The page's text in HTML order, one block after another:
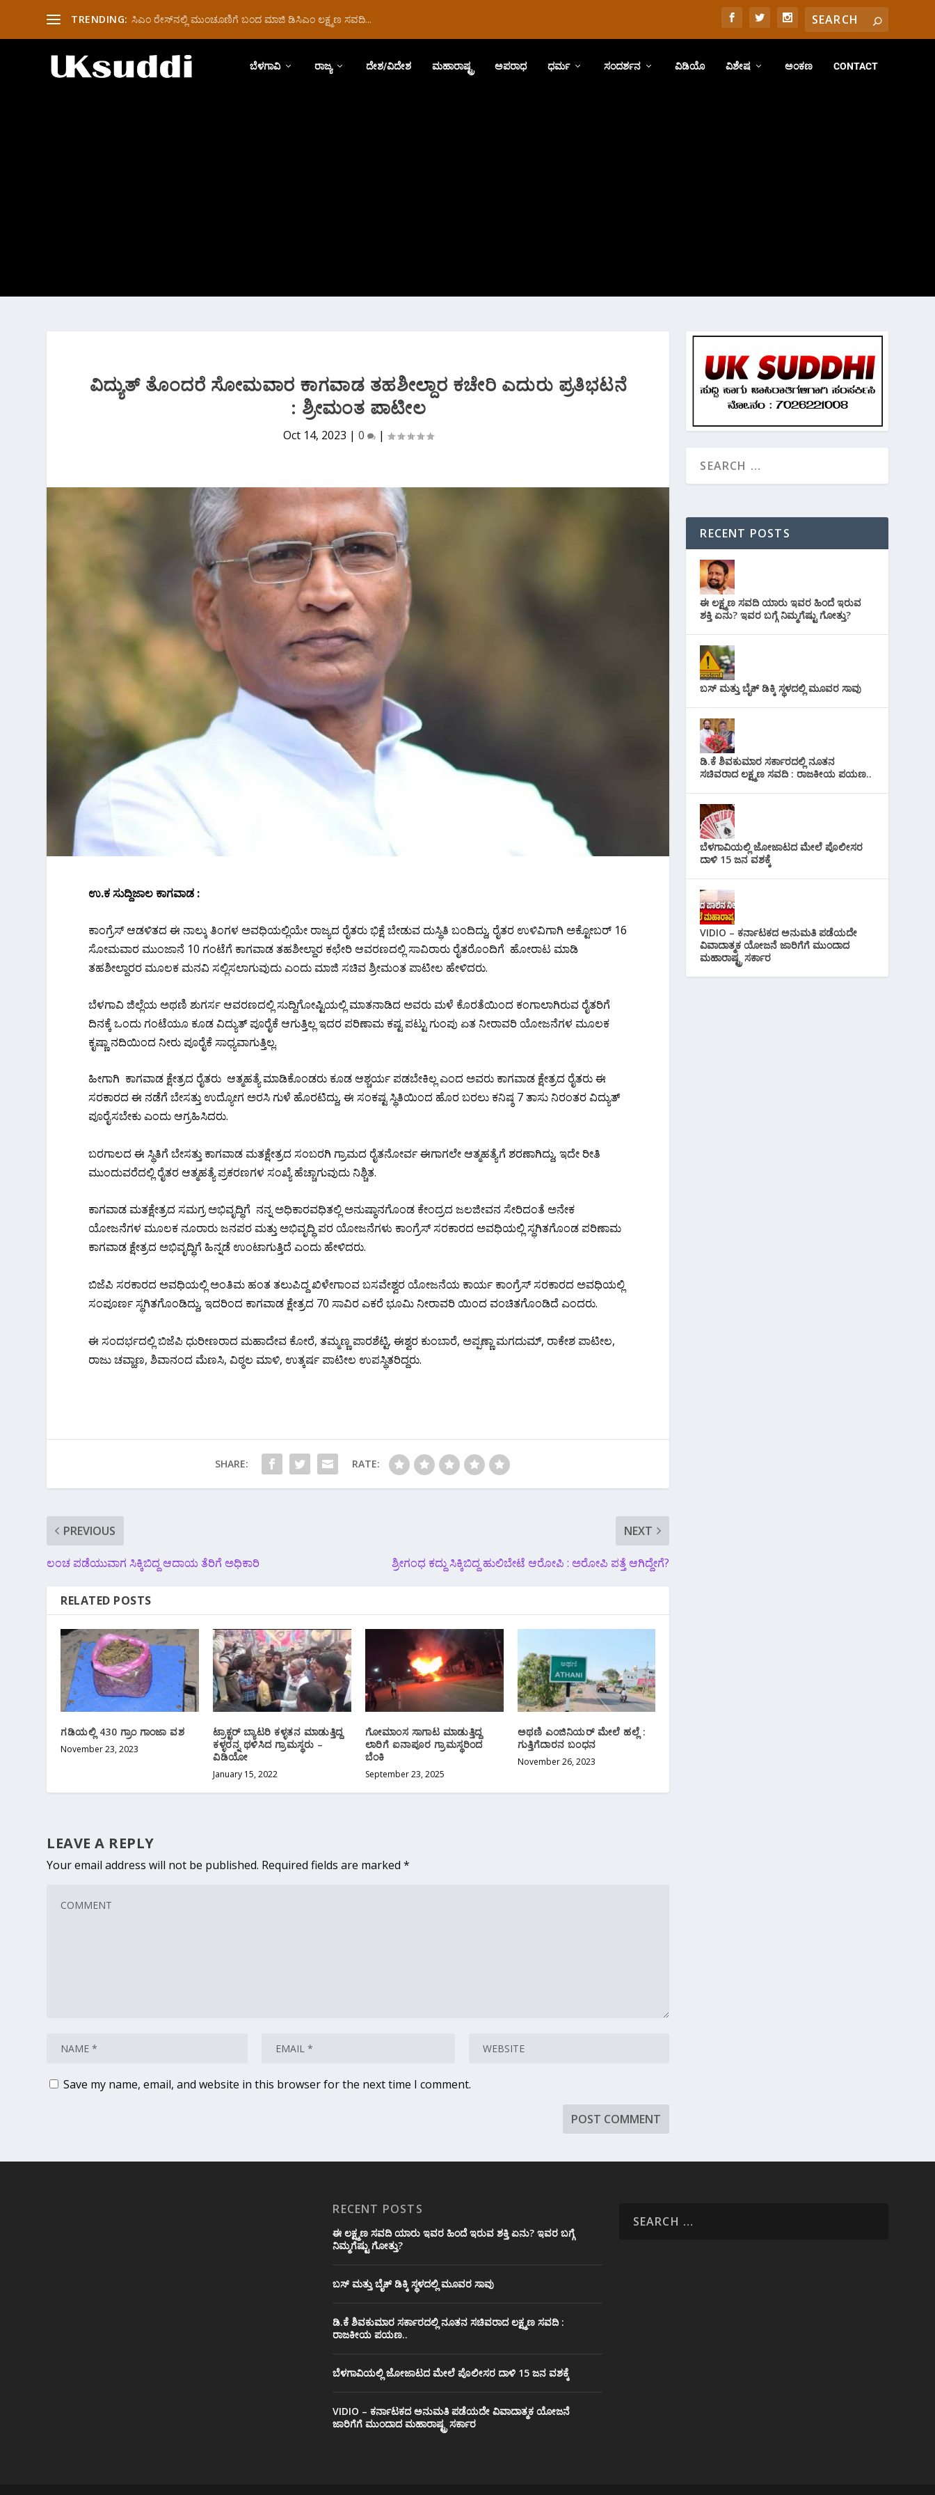
TRENDING: ಸಿಎಂ ರೇಸ್‌ನಲ್ಲಿ ಮುಂಚೂಣಿಗೆ ಬಂದ ಮಾಜಿ ಡಿಸಿಎಂ ಲಕ್ಷ್ಮಣ ಸವದಿ...
ಬೆಳಗಾವಿ ರಾಜ್ಯ ದೇಶ/ವಿದೇಶ ಮಹಾರಾಷ್ಟ್ರ ಅಪರಾಧ ಧರ್ಮ ಸಂದರ್ಶನ ವಿಡಿಯೊ ವಿಶೇಷ ಅಂಕಣ CONTACT
ವಿದ್ಯುತ್ ತೊಂದರೆ ಸೋಮವಾರ ಕಾಗವಾಡ ತಹಶೀಲ್ದಾರ ಕಚೇರಿ ಎದುರು ಪ್ರತಿಭಟನೆ
: ಶ್ರೀಮಂತ ಪಾಟೀಲ
Oct 14, 2023 | 0 |
ಉ.ಕ ಸುದ್ದಿಜಾಲ ಕಾಗವಾಡ :
ಕಾಂಗ್ರೆಸ್ ಆಡಳಿತದ ಈ ನಾಲ್ಕು ತಿಂಗಳ ಅವಧಿಯಲ್ಲಿಯೇ ರಾಜ್ಯದ ರೈತರು ಭಿಕ್ಷೆ ಬೇಡುವ ದುಸ್ಥಿತಿ ಬಂದಿದ್ದು, ರೈತರ ಉಳಿವಿಗಾಗಿ ಅಕ್ಟೋಬರ್ 16
ಸೋಮವಾರ ಮುಂಜಾನೆ 10 ಗಂಟೆಗೆ ಕಾಗವಾಡ ತಹಶೀಲ್ದಾರ ಕಛೇರಿ ಆವರಣದಲ್ಲಿ ಸಾವಿರಾರು ರೈತರೊಂದಿಗೆ ಹೋರಾಟ ಮಾಡಿ
ತಹಶೀಲ್ದಾರರ ಮೂಲಕ ಮನವಿ ಸಲ್ಲಿಸಲಾಗುವುದು ಎಂದು ಮಾಜಿ ಸಚಿವ ಶ್ರೀಮಂತ ಪಾಟೀಲ ಹೇಳಿದರು.
ಬೆಳಗಾವಿ ಜಿಲ್ಲೆಯ ಅಥಣಿ ಶುಗರ್ಸ ಆವರಣದಲ್ಲಿ ಸುದ್ದಿಗೋಷ್ಟಿಯಲ್ಲಿ ಮಾತನಾಡಿದ ಅವರು ಮಳೆ ಕೊರತೆಯಿಂದ ಕಂಗಾಲಾಗಿರುವ ರೈತರಿಗೆ
ದಿನಕ್ಕೆ ಒಂದು ಗಂಟೆಯೂ ಕೂಡ ವಿದ್ಯುತ್ ಪೂರೈಕೆ ಆಗುತ್ತಿಲ್ಲ ಇದರ ಪರಿಣಾಮ ಕಷ್ಟ ಪಟ್ಟು ಗುಂಪು ಏತ ನೀರಾವರಿ ಯೋಜನೆಗಳ ಮೂಲಕ
ಕೃಷ್ಣಾ ನದಿಯಿಂದ ನೀರು ಪೂರೈಕೆ ಸಾಧ್ಯವಾಗುತ್ತಿಲ್ಲ.
ಹೀಗಾಗಿ ಕಾಗವಾಡ ಕ್ಷೇತ್ರದ ರೈತರು ಆತ್ಮಹತ್ಯೆ ಮಾಡಿಕೊಂಡರು ಕೂಡ ಆಶ್ಚರ್ಯ ಪಡಬೇಕಿಲ್ಲ ಎಂದ ಅವರು ಕಾಗವಾಡ ಕ್ಷೇತ್ರದ ರೈತರು ಈ
ಸರಕಾರದ ಈ ನಡೆಗೆ ಬೇಸತ್ತು ಉದ್ಯೋಗ ಅರಸಿ ಗುಳೆ ಹೊರಟಿದ್ದು, ಈ ಸಂಕಷ್ಟ ಸ್ಥಿತಿಯಿಂದ ಹೊರ ಬರಲು ಕನಿಷ್ಠ 7 ತಾಸು ನಿರಂತರ ವಿದ್ಯುತ್
ಪೂರೈಸಬೇಕು ಎಂದು ಆಗ್ರಹಿಸಿದರು.
ಬರಗಾಲದ ಈ ಸ್ಥಿತಿಗೆ ಬೇಸತ್ತು ಕಾಗವಾಡ ಮತಕ್ಷೇತ್ರದ ಸಂಬರಗಿ ಗ್ರಾಮದ ರೈತನೋರ್ವ ಈಗಾಗಲೇ ಆತ್ಮಹತ್ಯೆಗೆ ಶರಣಾಗಿದ್ದು, ಇದೇ ರೀತಿ
ಮುಂದುವರೆದಲ್ಲಿ ರೈತರ ಆತ್ಮಹತ್ಯೆ ಪ್ರಕರಣಗಳ ಸಂಖ್ಯೆ ಹೆಚ್ಚಾಗುವುದು ನಿಶ್ಚಿತ.
ಕಾಗವಾಡ ಮತಕ್ಷೇತ್ರದ ಸಮಗ್ರ ಅಭಿವೃದ್ಧಿಗೆ ನನ್ನ ಅಧಿಕಾರವಧಿತಲ್ಲಿ ಅನುಷ್ಠಾನಗೊಂಡ ಕೇಂದ್ರದ ಜಲಜೀವನ ಸೇರಿದಂತೆ ಅನೇಕ
ಯೋಜನೆಗಳ ಮೂಲಕ ನೂರಾರು ಜನಪರ ಮತ್ತು ಅಭಿವೃದ್ಧಿ ಪರ ಯೋಜನೆಗಳು ಕಾಂಗ್ರೆಸ್ ಸರಕಾರದ ಅವಧಿಯಲ್ಲಿ ಸ್ಥಗಿತಗೊಂಡ ಪರಿಣಾಮ
ಕಾಗವಾಡ ಕ್ಷೇತ್ರದ ಅಭಿವೃದ್ಧಿಗೆ ಹಿನ್ನಡೆ ಉಂಟಾಗುತ್ತಿದೆ ಎಂದು ಹೇಳಿದರು.
ಬಿಜೆಪಿ ಸರಕಾರದ ಅವಧಿಯಲ್ಲಿ ಅಂತಿಮ ಹಂತ ತಲುಪಿದ್ದ ಖಿಳೇಗಾಂವ ಬಸವೇಶ್ವರ ಯೋಜನೆಯ ಕಾರ್ಯ ಕಾಂಗ್ರೆಸ್ ಸರಕಾರದ ಅವಧಿಯಲ್ಲಿ
ಸಂಪೂರ್ಣ ಸ್ಥಗಿತಗೊಂಡಿದ್ದು, ಇದರಿಂದ ಕಾಗವಾಡ ಕ್ಷೇತ್ರದ 70 ಸಾವಿರ ಎಕರೆ ಭೂಮಿ ನೀರಾವರಿ ಯಿಂದ ವಂಚಿತಗೊಂಡಿದೆ ಎಂದರು.
ಈ ಸಂದರ್ಭದಲ್ಲಿ ಬಿಜೆಪಿ ಧುರೀಣರಾದ ಮಹಾದೇವ ಕೋರೆ, ತಮ್ಮಣ್ಣ ಪಾರಶೆಟ್ಟಿ, ಈಶ್ವರ ಕುಂಬಾರೆ, ಅಪ್ಪಣ್ಣಾ ಮಗದುಮ್, ರಾಕೇಶ ಪಾಟೀಲ,
ರಾಜು ಚವ್ಹಾಣ, ಶಿವಾನಂದ ಮೆಣಸಿ, ವಿಠ್ಠಲ ಮಾಳಿ, ಉತ್ಕರ್ಷ ಪಾಟೀಲ ಉಪಸ್ಥಿತರಿದ್ದರು.
SHARE: RATE:
PREVIOUS
ಲಂಚ ಪಡೆಯುವಾಗ ಸಿಕ್ಕಿಬಿದ್ದ ಆದಾಯ ತೆರಿಗೆ ಅಧಿಕಾರಿ
NEXT
ಶ್ರೀಗಂಧ ಕದ್ದು ಸಿಕ್ಕಿಬಿದ್ದ ಹುಲಿಬೇಟೆ ಆರೋಪಿ : ಅರೋಪಿ ಪತ್ತೆ ಆಗಿದ್ದೇಗೆ?
RELATED POSTS
ಗಡಿಯಲ್ಲಿ 430 ಗ್ರಾಂ ಗಾಂಜಾ ವಶ
November 23, 2023
ಟ್ರಾಕ್ಟರ್ ಬ್ಯಾಟರಿ ಕಳ್ಳತನ ಮಾಡುತ್ತಿದ್ದ
ಕಳ್ಳರನ್ನ ಥಳಿಸಿದ ಗ್ರಾಮಸ್ಥರು –
ವಿಡಿಯೋ
January 15, 2022
ಗೋಮಾಂಸ ಸಾಗಾಟ ಮಾಡುತ್ತಿದ್ದ
ಲಾರಿಗೆ ಐನಾಪೂರ ಗ್ರಾಮಸ್ಥರಿಂದ
ಬೆಂಕಿ
September 23, 2025
ಅಥಣಿ ಎಂಜಿನಿಯರ್ ಮೇಲೆ ಹಲ್ಲೆ :
ಗುತ್ತಿಗೆದಾರನ ಬಂಧನ
November 26, 2023
LEAVE A REPLY
Your email address will not be published. Required fields are marked*
Save my name, email, and website in this browser for the next time I comment.
RECENT POSTS
ಈ ಲಕ್ಷ್ಮಣ ಸವದಿ ಯಾರು ಇವರ ಹಿಂದೆ ಇರುವ
ಶಕ್ತಿ ಏನು? ಇವರ ಬಗ್ಗೆ ನಿಮ್ಮಗೆಷ್ಟು ಗೋತ್ತು?
ಬಸ್ ಮತ್ತು ಬೈಕ್ ಡಿಕ್ಕಿ ಸ್ಥಳದಲ್ಲಿ ಮೂವರ ಸಾವು
ಡಿ.ಕೆ ಶಿವಕುಮಾರ ಸರ್ಕಾರದಲ್ಲಿ ನೂತನ
ಸಚಿವರಾದ ಲಕ್ಷ್ಮಣ ಸವದಿ : ರಾಜಕೀಯ ಪಯಣ..
ಬೆಳಗಾವಿಯಲ್ಲಿ ಜೋಜಾಟದ ಮೇಲೆ ಪೊಲೀಸರ
ದಾಳಿ 15 ಜನ ವಶಕ್ಕೆ
VIDIO – ಕರ್ನಾಟಕದ ಅನುಮತಿ ಪಡೆಯದೇ
ವಿವಾದಾತ್ಮಕ ಯೋಜನೆ ಜಾರಿಗೆಗೆ ಮುಂದಾದ
ಮಹಾರಾಷ್ಟ್ರ ಸರ್ಕಾರ
RECENT POSTS
ಈ ಲಕ್ಷ್ಮಣ ಸವದಿ ಯಾರು ಇವರ ಹಿಂದೆ ಇರುವ ಶಕ್ತಿ ಏನು? ಇವರ ಬಗ್ಗೆ
ನಿಮ್ಮಗೆಷ್ಟು ಗೋತ್ತು?
ಬಸ್ ಮತ್ತು ಬೈಕ್ ಡಿಕ್ಕಿ ಸ್ಥಳದಲ್ಲಿ ಮೂವರ ಸಾವು
ಡಿ.ಕೆ ಶಿವಕುಮಾರ ಸರ್ಕಾರದಲ್ಲಿ ನೂತನ ಸಚಿವರಾದ ಲಕ್ಷ್ಮಣ ಸವದಿ :
ರಾಜಕೀಯ ಪಯಣ..
ಬೆಳಗಾವಿಯಲ್ಲಿ ಜೋಜಾಟದ ಮೇಲೆ ಪೊಲೀಸರ ದಾಳಿ 15 ಜನ ವಶಕ್ಕೆ
VIDIO – ಕರ್ನಾಟಕದ ಅನುಮತಿ ಪಡೆಯದೇ ವಿವಾದಾತ್ಮಕ ಯೋಜನೆ
ಜಾರಿಗೆಗೆ ಮುಂದಾದ ಮಹಾರಾಷ್ಟ್ರ ಸರ್ಕಾರ